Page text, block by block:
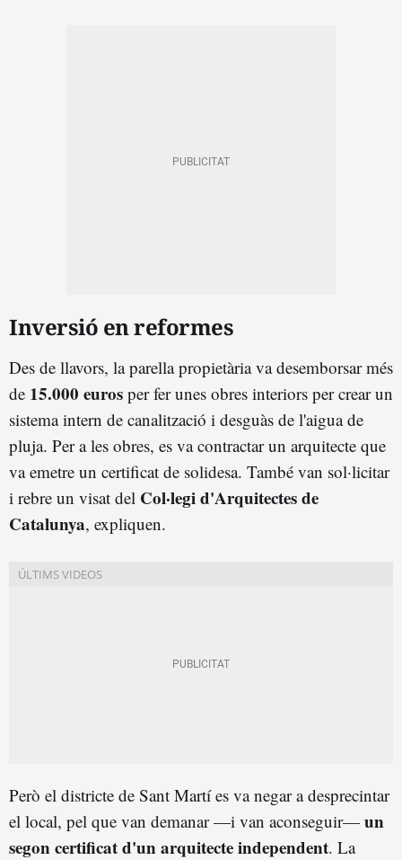
Inversió en reformes
Des de llavors, la parella propietària va desemborsar més
de 15.000 euros per fer unes obres interiors per crear un
sistema intern de canalització i desguàs de l'aigua de
pluja. Per a les obres, es va contractar un arquitecte que
va emetre un certificat de solidesa. També van sol·licitar
i rebre un visat del Col·legi d'Arquitectes de
Catalunya, expliquen.
Però el districte de Sant Martí es va negar a desprecintar
el local, pel que van demanar —i van aconseguir— un
segon certificat d'un arquitecte independent. La